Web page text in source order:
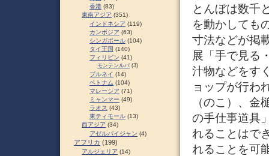
とんぼは数千
を動かしても
寸法などが掲
展「手で見る
汁物などをす
ョップが行わ
（のこ）、
の手仕事道具
れることはで
れることを可
香港 (83)
東南アジア (351)
インドネシア (119)
カンボジア (63)
シンガポール (104)
タイ王国 (140)
フィリピン (41)
モンテンルパ (3)
ブルネイ (14)
ベトナム (104)
マレーシア (71)
ミャンマー (49)
ラオス (43)
東ティモール (13)
西アジア (34)
アゼルバイジャン (4)
アフリカ (199)
アルジェリア (14)